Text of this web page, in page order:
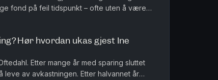
fond på feil tidspunkt – ofte uten å være
Joar besøk av ...
Hør hvordan ukas gjest Ine
Etter mange år med sparing sluttet
av avkastningen. Etter halvannet år